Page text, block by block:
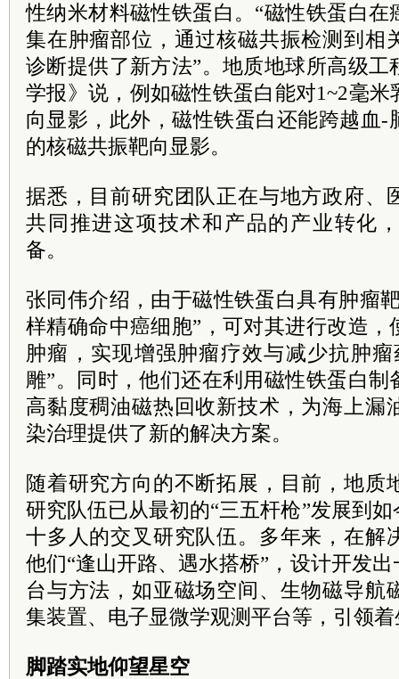
性纳米材料磁性铁蛋白。“磁性铁蛋白
集在肿瘤部位，通过核磁共振检测到相
诊断提供了新方法”。地质地球所高级
学报》说，例如磁性铁蛋白能对1~2毫
向显影，此外，磁性铁蛋白还能跨越血-
的核磁共振靶向显影。
据悉，目前研究团队正在与地方政府、
共同推进这项技术和产品的产业转化
备。
张同伟介绍，由于磁性铁蛋白具有肿瘤
样精确命中癌细胞”，可对其进行改造
肿瘤，实现增强肿瘤疗效与减少抗肿
雕”。同时，他们还在利用磁性铁蛋白
高黏度稠油磁热回收新技术，为海上漏
染治理提供了新的解决方案。
随着研究方向的不断拓展，目前，地质
研究队伍已从最初的“三五杆枪”发展到
十多人的交叉研究队伍。多年来，在解
他们“逢山开路、遇水搭桥”，设计开发
台与方法，如亚磁场空间、生物磁导航
集装置、电子显微学观测平台等，引领
脚踏实地仰望星空